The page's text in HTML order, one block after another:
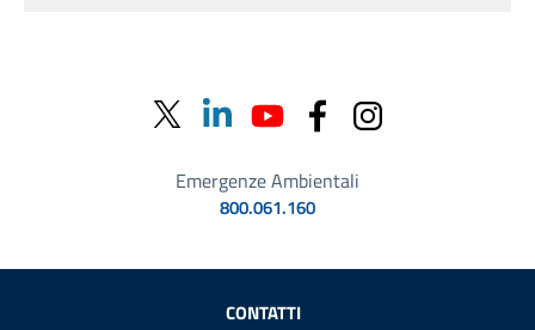
Emergenze Ambientali
800.061.160
Sezione Link Utili
CONTATTI